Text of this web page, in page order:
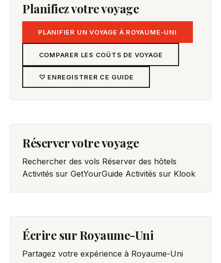
Planifiez votre voyage
PLANIFIER UN VOYAGE À ROYAUME-UNI
COMPARER LES COÛTS DE VOYAGE
♡ ENREGISTRER CE GUIDE
Réserver votre voyage
Rechercher des vols Réserver des hôtels
Activités sur GetYourGuide Activités sur Klook
Écrire sur Royaume-Uni
Partagez votre expérience à Royaume-Uni